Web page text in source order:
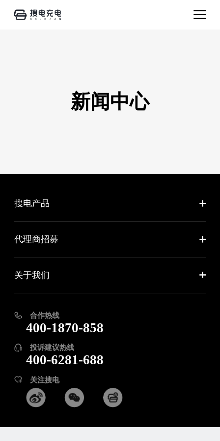
新闻中心
搜电产品
代理商招募
关于我们
合作热线
400-1870-858
投诉建议热线
400-6281-688
关注搜电